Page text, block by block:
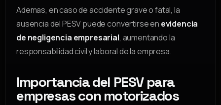
Ademas, en caso de accidente grave o fatal, la
ausencia del PESV puede convertirse en evidencia
de negligencia empresarial, aumentando la
responsabilidad civil y laboral de la empresa.
Importancia del PESV para
empresas con motorizados